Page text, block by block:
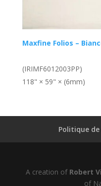
Maxfine Folios –
(IRIMF6012003PP)
118" × 59" × (6mm)
Politique
A creation of Robert
of